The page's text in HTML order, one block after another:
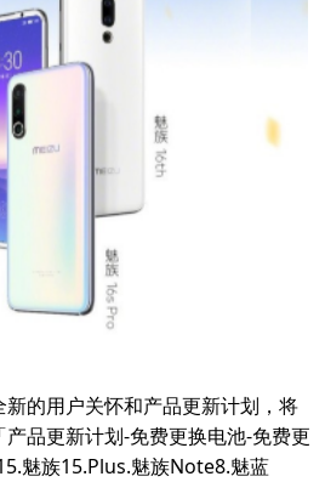
的用户关怀和产品更新计划，将
品更新计划-免费更换电池-免费更
魅族15.Plus.魅族Note8.魅蓝